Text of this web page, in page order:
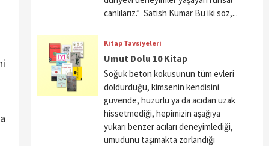
canlılarız.” Satish Kumar Bu iki söz,...
Kitap Tavsiyeleri
Umut Dolu 10 Kitap
Soğuk beton kokusunun tüm evleri
doldurduğu, kimsenin kendisini
güvende, huzurlu ya da acıdan uzak
hissetmediği, hepimizin aşağıya
yukarı benzer acıları deneyimlediği,
umudunu taşımakta zorlandığı